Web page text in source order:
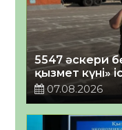
5547 әскери
қызмет күні»
07.08.2026